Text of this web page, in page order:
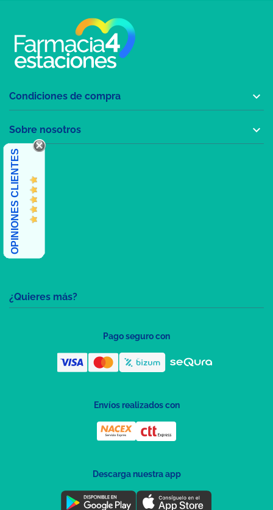
¿Quieres más?
Condiciones de compra 
Sobre nosotros 
OPINIONES CLIENTES
Pago seguro con
Envíos realizados con
Descarga nuestra app